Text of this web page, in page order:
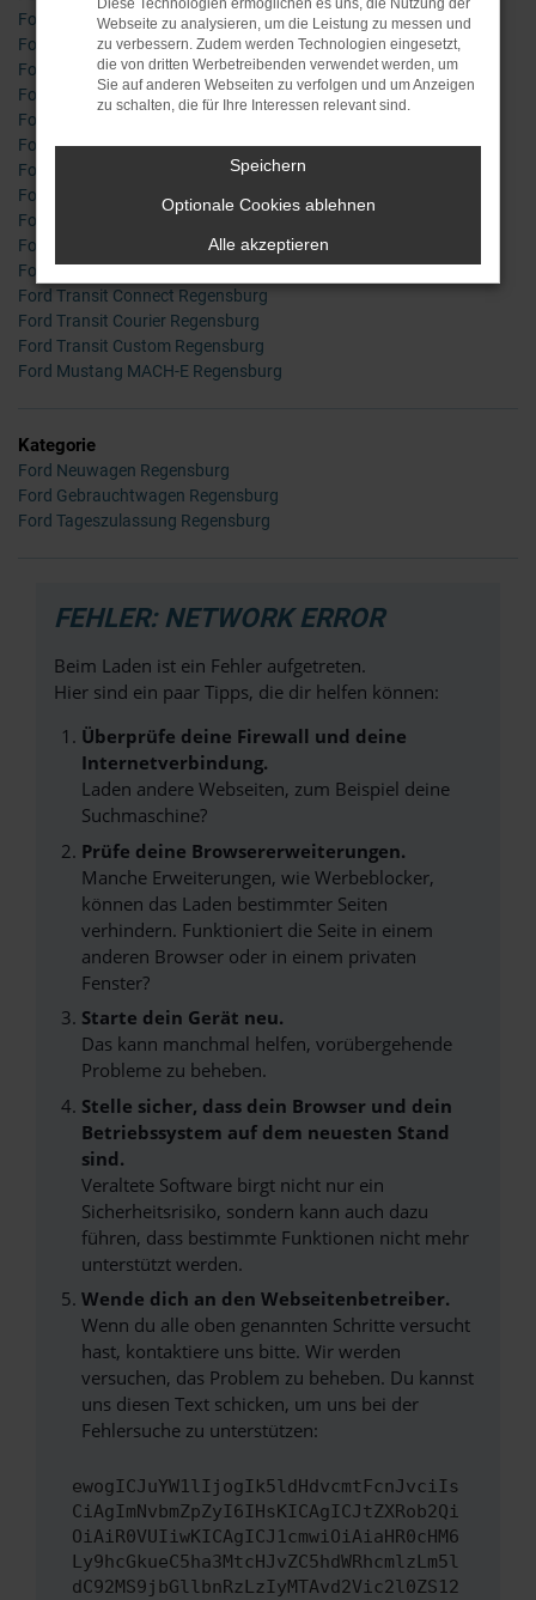
Ford Explorer Regensburg
Ford Fiesta Regensburg
Ford Focus Regensburg
Ford Kuga Regensburg
Ford Mondeo Regensburg
Ford Puma Regensburg
Ford Ranger Regensburg
Ford Tourneo Connect Regensburg
Ford Tourneo Courier Regensburg
Ford Tourneo Custom Regensburg
Ford Transit Regensburg
Ford Transit Connect Regensburg
Ford Transit Courier Regensburg
Ford Transit Custom Regensburg
Ford Mustang MACH-E Regensburg
Kategorie
Ford Neuwagen Regensburg
Ford Gebrauchtwagen Regensburg
Ford Tageszulassung Regensburg
FEHLER: NETWORK ERROR
Beim Laden ist ein Fehler aufgetreten.
Hier sind ein paar Tipps, die dir helfen können:
Überprüfe deine Firewall und deine
Internetverbindung.
Laden andere Webseiten, zum Beispiel deine
Suchmaschine?
Prüfe deine Browsererweiterungen.
Manche Erweiterungen, wie Werbeblocker,
können das Laden bestimmter Seiten
verhindern. Funktioniert die Seite in einem
anderen Browser oder in einem privaten
Fenster?
Starte dein Gerät neu.
Das kann manchmal helfen, vorübergehende
Probleme zu beheben.
Stelle sicher, dass dein Browser und dein
Betriebssystem auf dem neuesten Stand
sind.
Veraltete Software birgt nicht nur ein
Sicherheitsrisiko, sondern kann auch dazu
führen, dass bestimmte Funktionen nicht mehr
unterstützt werden.
Wende dich an den Webseitenbetreiber.
Wenn du alle oben genannten Schritte versucht
hast, kontaktiere uns bitte. Wir werden
versuchen, das Problem zu beheben. Du kannst
uns diesen Text schicken, um uns bei der
Fehlersuche zu unterstützen:
ewogICJuYW1lIjogIk5ldHdvcmtFcnJvciIs
CiAgImNvbmZpZyI6IHsKICAgICJtZXRob2Qi
OiAiR0VUIiwKICAgICJ1cmwiOiAiaHR0cHM6
Ly9hcGkueC5ha3MtcHJvZC5hdWRhcmlzLm5l
dC92MS9jbGllbnRzLzIyMTAvd2Vic2l0ZS12
Diese Technologien ermöglichen es uns, die Nutzung der
Webseite zu analysieren, um die Leistung zu messen und
zu verbessern. Zudem werden Technologien eingesetzt,
die von dritten Werbetreibenden verwendet werden, um
Sie auf anderen Webseiten zu verfolgen und um Anzeigen
zu schalten, die für Ihre Interessen relevant sind.
Speichern
Optionale Cookies ablehnen
Alle akzeptieren